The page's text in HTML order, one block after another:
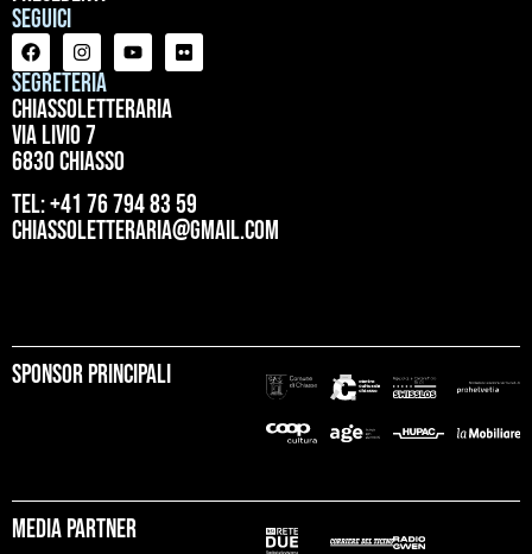
Seguici
Segreteria
ChiassoLetteraria
Via Livio 7
6830 Chiasso
tel: +41 76 794 83 59
chiassoletteraria@gmail.com
Sponsor principali
Media partner